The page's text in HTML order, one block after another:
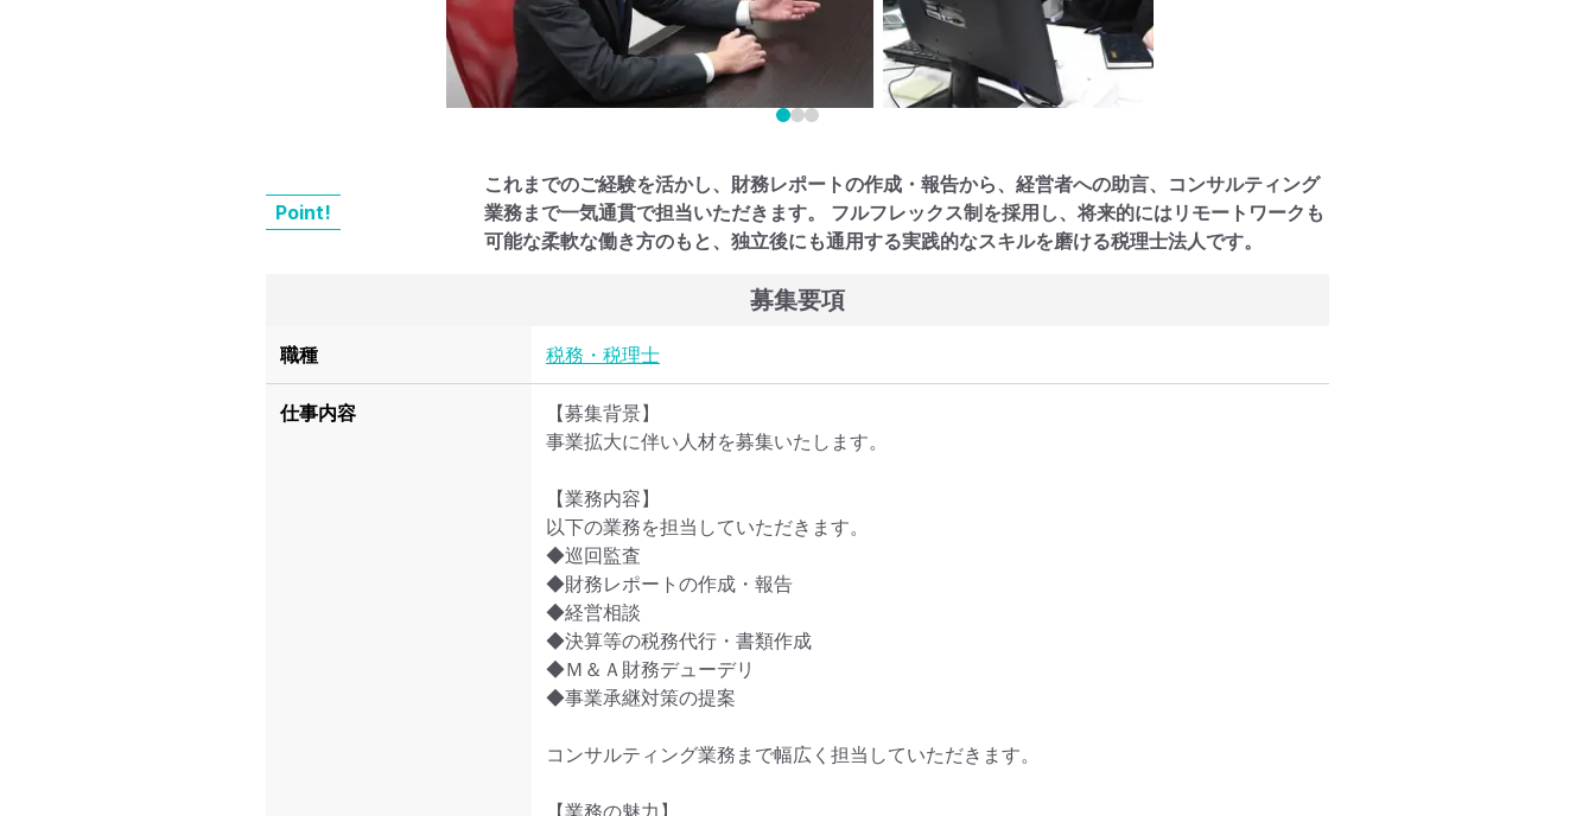
Point!
これまでのご経験を活かし、財務レポートの作成・報告から、経営者への助言、コンサルティング
業務まで一気通貫で担当いただきます。 フルフレックス制を採用し、将来的にはリモートワークも
可能な柔軟な働き方のもと、独立後にも通用する実践的なスキルを磨ける税理士法人です。
募集要項
職種 税務・税理士
仕事内容
【募集背景】
事業拡大に伴い人材を募集いたします。
【業務内容】
以下の業務を担当していただきます。
◆巡回監査
◆財務レポートの作成・報告
◆経営相談
◆決算等の税務代行・書類作成
◆Ｍ＆Ａ財務デューデリ
◆事業承継対策の提案
コンサルティング業務まで幅広く担当していただきます。